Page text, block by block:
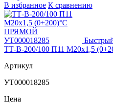
В избранное К сравнению
ТТ-В-200/100 П11 М20х1,5
Артикул
УТ000018285
Цена